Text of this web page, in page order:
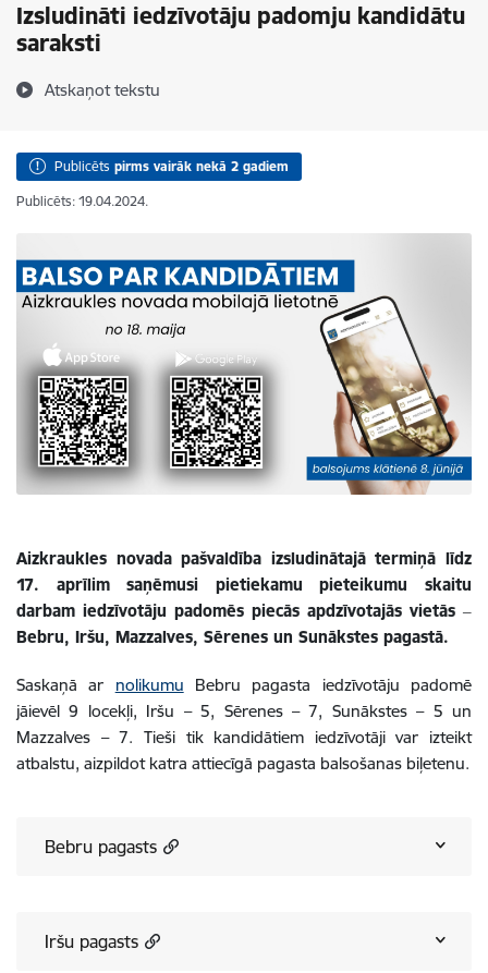
Izsludināti iedzīvotāju padomju kandidātu
saraksti
Atskaņot tekstu
Publicēts pirms vairāk nekā 2 gadiem
Publicēts: 19.04.2024.
Aizkraukles novada pašvaldība izsludinātajā termiņā līdz
17. aprīlim saņēmusi pietiekamu pieteikumu skaitu
darbam iedzīvotāju padomēs piecās apdzīvotajās vietās ‒
Bebru, Iršu, Mazzalves, Sērenes un Sunākstes pagastā.
Saskaņā ar nolikumu Bebru pagasta iedzīvotāju padomē
jāievēl 9 locekļi, Iršu – 5, Sērenes – 7, Sunākstes – 5 un
Mazzalves – 7. Tieši tik kandidātiem iedzīvotāji var izteikt
atbalstu, aizpildot katra attiecīgā pagasta balsošanas biļetenu.
Bebru pagasts
Iršu pagasts